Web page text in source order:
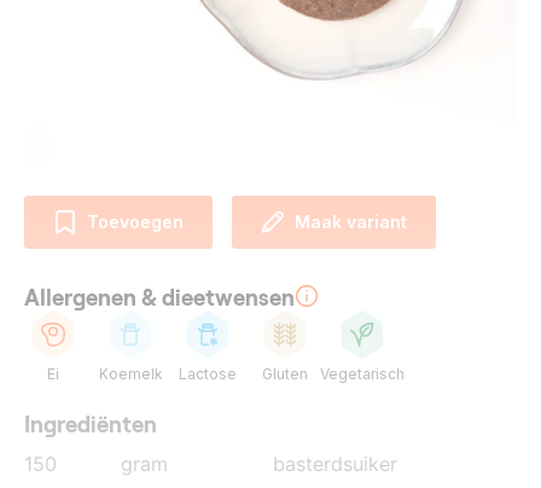
Toevoegen Maak variant
Allergenen & dieetwensen
Ei Koemelk Lactose Gluten Vegetarisch
Ingrediënten
150 gram
basterdsuiker